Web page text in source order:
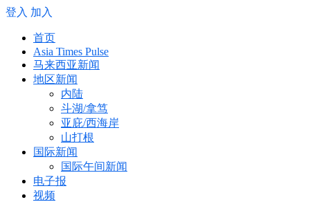
登入 加入
首页
Asia Times Pulse
马来西亚新闻
地区新闻
内陆
斗湖/拿笃
亚庇/西海岸
山打根
国际新闻
国际午间新闻
电子报
视频